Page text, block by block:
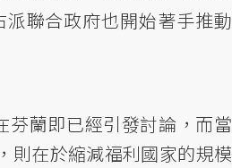
聯合政府也開始著手推動
芬蘭即已經引發討論，而當
則在於縮減福利國家的規模